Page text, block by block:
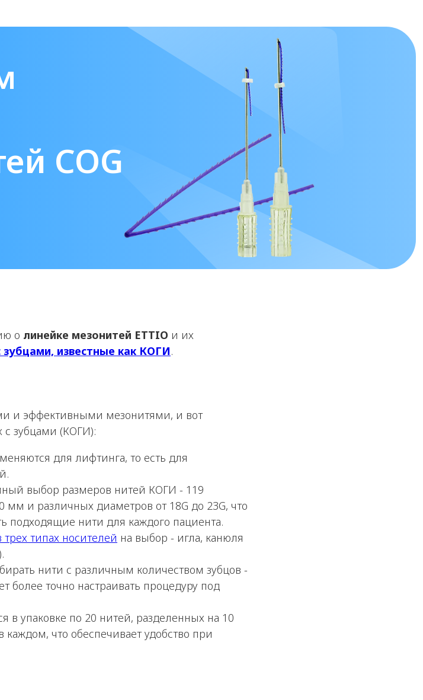
COG
о линейке мезонитей ETTIO и их
зубцами, известные как КОГИ.
и эффективными мезонитями, и вот
зубцами (КОГИ):
для лифтинга, то есть для
выбор размеров нитей КОГИ - 119
мм и различных диаметров от 18G до 23G, что
подходящие нити для каждого пациента.
типах носителей на выбор - игла, канюля
нити с различным количеством зубцов -
более точно настраивать процедуру под
в упаковке по 20 нитей, разделенных на 10
что обеспечивает удобство при